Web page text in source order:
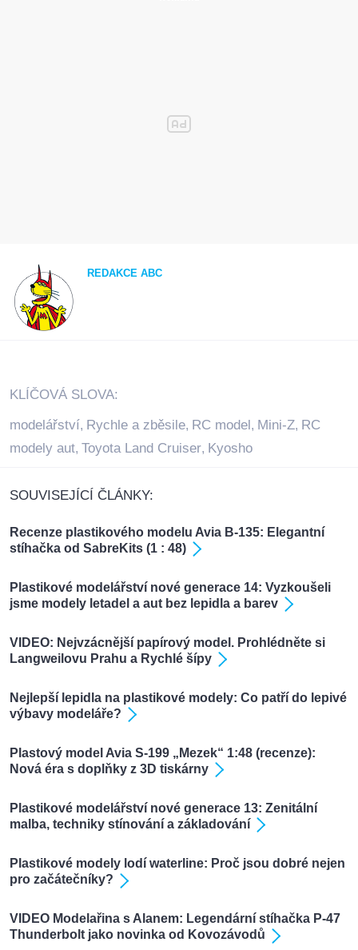
REDAKCE ABC
KLÍČOVÁ SLOVA:
modelářství, Rychle a zběsile, RC model, Mini-Z, RC
modely aut, Toyota Land Cruiser, Kyosho
SOUVISEJÍCÍ ČLÁNKY:
Recenze plastikového modelu Avia B-135: Elegantní
stíhačka od SabreKits (1 : 48)
Plastikové modelářství nové generace 14: Vyzkoušeli
jsme modely letadel a aut bez lepidla a barev
VIDEO: Nejvzácnější papírový model. Prohlédněte si
Langweilovu Prahu a Rychlé šípy
Nejlepší lepidla na plastikové modely: Co patří do lepivé
výbavy modeláře?
Plastový model Avia S-199 „Mezek“ 1:48 (recenze):
Nová éra s doplňky z 3D tiskárny
Plastikové modelářství nové generace 13: Zenitální
malba, techniky stínování a základování
Plastikové modely lodí waterline: Proč jsou dobré nejen
pro začátečníky?
VIDEO Modelařina s Alanem: Legendární stíhačka P-47
Thunderbolt jako novinka od Kovozávodů